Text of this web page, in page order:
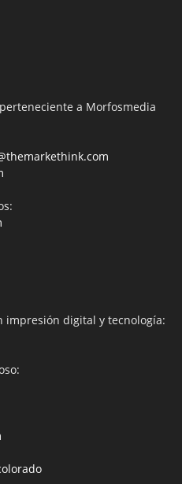
a Morfosmedia
impresión digital y tecnología: